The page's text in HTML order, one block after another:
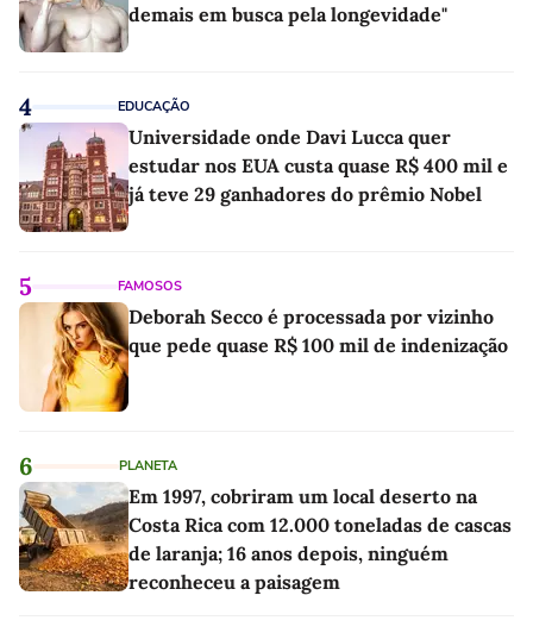
demais em busca pela longevidade"
4 EDUCAÇÃO
Universidade onde Davi Lucca quer
estudar nos EUA custa quase R$ 400 mil e
já teve 29 ganhadores do prêmio Nobel
5 FAMOSOS
Deborah Secco é processada por vizinho
que pede quase R$ 100 mil de indenização
6 PLANETA
Em 1997, cobriram um local deserto na
Costa Rica com 12.000 toneladas de cascas
de laranja; 16 anos depois, ninguém
reconheceu a paisagem